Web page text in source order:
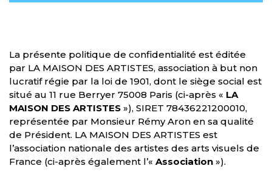
La présente politique de confidentialité est éditée
par LA MAISON DES ARTISTES, association à but non
lucratif régie par la loi de 1901, dont le siège social est
situé au 11 rue Berryer 75008 Paris (ci-après « LA
MAISON DES ARTISTES »), SIRET 78436221200010,
représentée par Monsieur Rémy Aron en sa qualité
de Président. LA MAISON DES ARTISTES est
l’association nationale des artistes des arts visuels de
France (ci-après également l’« Association »).